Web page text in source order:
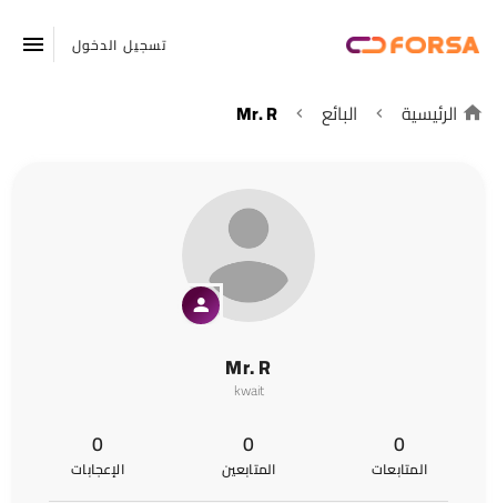
تسجيل الدخول
الرئيسية البائع Mr. R
Mr. R
kwait
0
المتابعات
0
المتابعين
0
الإعجابات